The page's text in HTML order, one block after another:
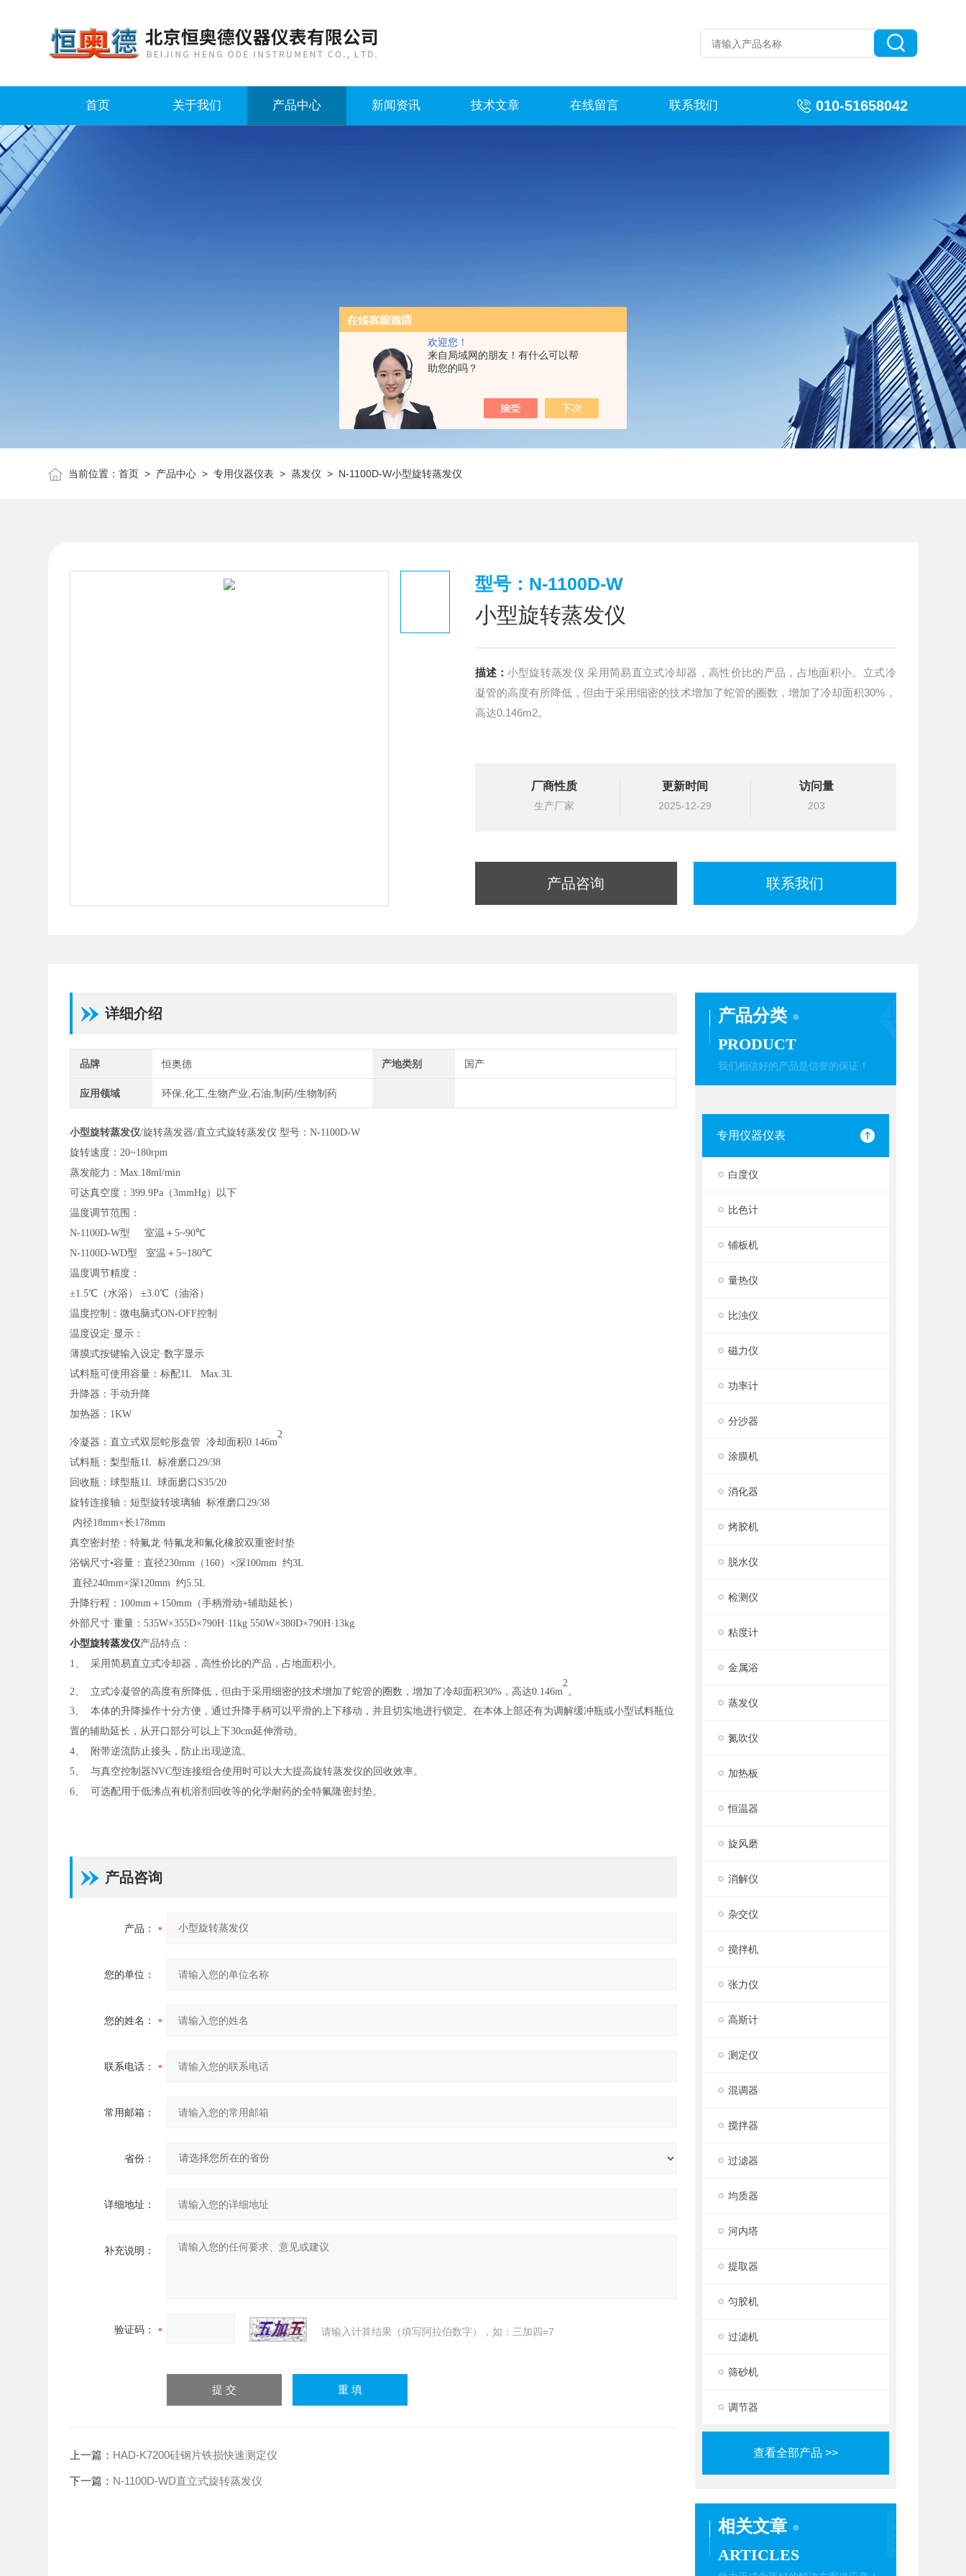
欢迎您！
来自局域网的朋友！有什么可以帮
助您的吗？
首页 关于我们 产品中心 新闻资讯 技术文章 在线留言 联系我们 010-51658042
当前位置：首页 > 产品中心 >专用仪器仪表 >蒸发仪 > N-1100D-W小型旋转蒸发仪
型号：N-1100D-W
小型旋转蒸发仪
描述： 小型旋转蒸发仪 采用简易直立式冷却器，高性价比的产品，占地面积小。立式冷
凝管的高度有所降低，但由于采用细密的技术增加了蛇管的圈数，增加了冷却面积30%，
高达0.146m2。
厂商性质
生产厂家
更新时间
2025-12-29
访问量
203
产品咨询 联系我们
产品分类
PRODUCT
我们相信好的产品是信誉的保证！
专用仪器仪表
白度仪
比色计
铺板机
量热仪
比浊仪
磁力仪
功率计
分沙器
涂膜机
消化器
烤胶机
脱水仪
检测仪
粘度计
金属浴
蒸发仪
氮吹仪
加热板
恒温器
旋风磨
消解仪
杂交仪
搅拌机
张力仪
高斯计
测定仪
混调器
搅拌器
过滤器
均质器
河内塔
提取器
匀胶机
过滤机
筛砂机
调节器
查看全部产品 >>
相关文章
ARTICLES
详细介绍
品牌 恒奥德 产地类别 国产
应用领域 环保,化工,生物产业,石油,制药/生物制药
小型旋转蒸发仪/旋转蒸发器/直立式旋转蒸发仪 型号：N-1100D-W
旋转速度：20~180rpm
蒸发能力：Max.18ml/min
可达真空度：399.9Pa （3mmHg）以下
温度调节范围：
N-1100D-W型 室温＋5~90℃
N-1100D-WD型 室温＋5~180℃
温度调节精度：
±1.5℃（水浴） ±3.0℃（油浴）
温度控制：微电脑式ON-OFF控制
温度设定· 显示：
薄膜式按键输入设定·数字显示
试料瓶可使用容量：标配1L Max.3L
升降器：手动升降
加热器： 1KW
冷凝器：直立式双层蛇形盘管 冷却面积0.146m
2
试料瓶：梨型瓶1L标准磨口 29/38
回收瓶：球型瓶1L球面磨口 S35/20
旋转连接轴：短型旋转玻璃轴
标准磨口 29/38
内径18mm×长178mm
真空密封垫：特氟龙·特氟龙和氟化橡胶双重密封垫
浴锅尺寸•容量：直径230mm （ 160） ×深100mm约3L
直径240mm×深120mm约5.5L
升降行程： 100mm ＋ 150mm （手柄滑动+辅助延长）
外部尺寸·重量：535W×355D×790H·11kg 550W×380D×790H·13kg
小型旋转蒸发仪产品特点：
1、
采用简易直立式冷却器，高性价比的产品，占地面积小。
2、 立式冷凝管的高度有所降低，但由于采用细密的技术增加了蛇管的圈数，增加了冷却面积30% ，高达0.146m
2
。
3、
本体的升降操作十分方便，通过升降手柄可以平滑的上下移动，并且切实地进行锁定。在本体上部还有为调解缓冲瓶或小型试料瓶位
置的辅助延长，从开口部分可以上下30cm延伸滑动。
4、
附带逆流防止接头，防止出现逆流。
5、
与真空控制器NVC型连接组合使用时可以大大提高旋转蒸发仪的回收效率。
6、
可选配用于低沸点有机溶剂回收等的化学耐药的全特氟隆密封垫。
产品咨询
产品：
您的单位：
您的姓名：
联系电话：
常用邮箱：
省份：
详细地址：
补充说明：
验证码： 请输入计算结果（填写阿拉伯数字），如：三加四=7
上一篇： HAD-K7200硅钢片铁损快速测定仪
下一篇： N-1100D-WD直立式旋转蒸发仪